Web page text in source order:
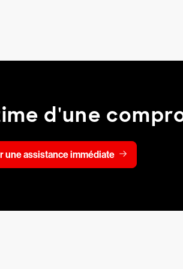
d'une
une assistance immédiate